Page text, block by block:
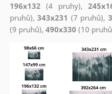
196x132 (4 pruhy),
pruhů),343x231 (7 pruhů),
(9 pruhů), 490x330 (10